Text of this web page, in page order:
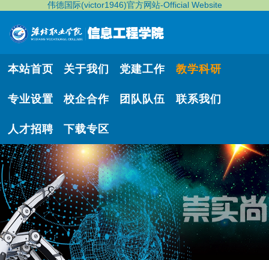
伟德国际(victor1946)官方网站-Official Website
本站首页 关于我们 党建工作 教学科研
专业设置 校企合作 团队队伍 联系我们
人才招聘 下载专区